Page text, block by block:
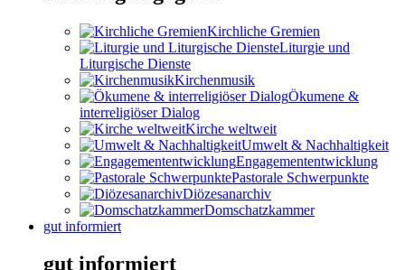
Kirchliche Gremien
Liturgie und
Liturgische Dienste
Kirchenmusik
Ökumene &
interreligiöser Dialog
Kirche weltweit
Umwelt & Nachhaltigkeit
Engagemententwicklung
Pastorale Schwerpunkte
Diözesanarchiv
Domschatzkammer
gut informiert
gut informiert